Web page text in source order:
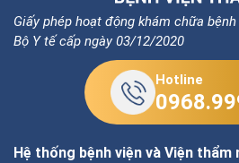
Giấy phép hoạt động khám chữa
Bộ Y tế cấp ngày 03/12/2020
Hotline
Hệ thống bệnh viện và Viện